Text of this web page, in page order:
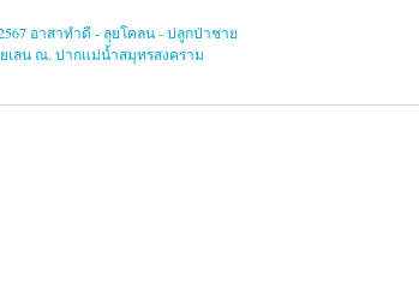
อาสาทำดี - ลุยโคลน - ปลูกป่าชาย
เลน ณ. ปากแม่น้ำสมุทรสงคราม